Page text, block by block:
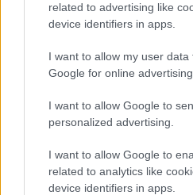
related to advertising like
device identifiers in apps.
I want to allow my user data
Google for online
I want to allow Google to
personalized advertising.
I want to allow Google to
related to analytics like
device identifiers in apps.
Cilvēkus aizrāvis ātrs
izkustināt
Dzer un tievē?
palīdzēs atbrīvoties
kādām sievām kļūst
dzimušās sievietes